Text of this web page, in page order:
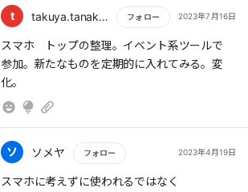
t takuya.tanaka1976 フォロー 2023年7月16日
もっと読む
スマホ トップの整理。イベント系ツールで
参加。新たなものを定期的に入れてみる。変
化。
ソ ソメヤ フォロー 2023年4月19日
もっと読む
スマホに考えずに使われるではなく